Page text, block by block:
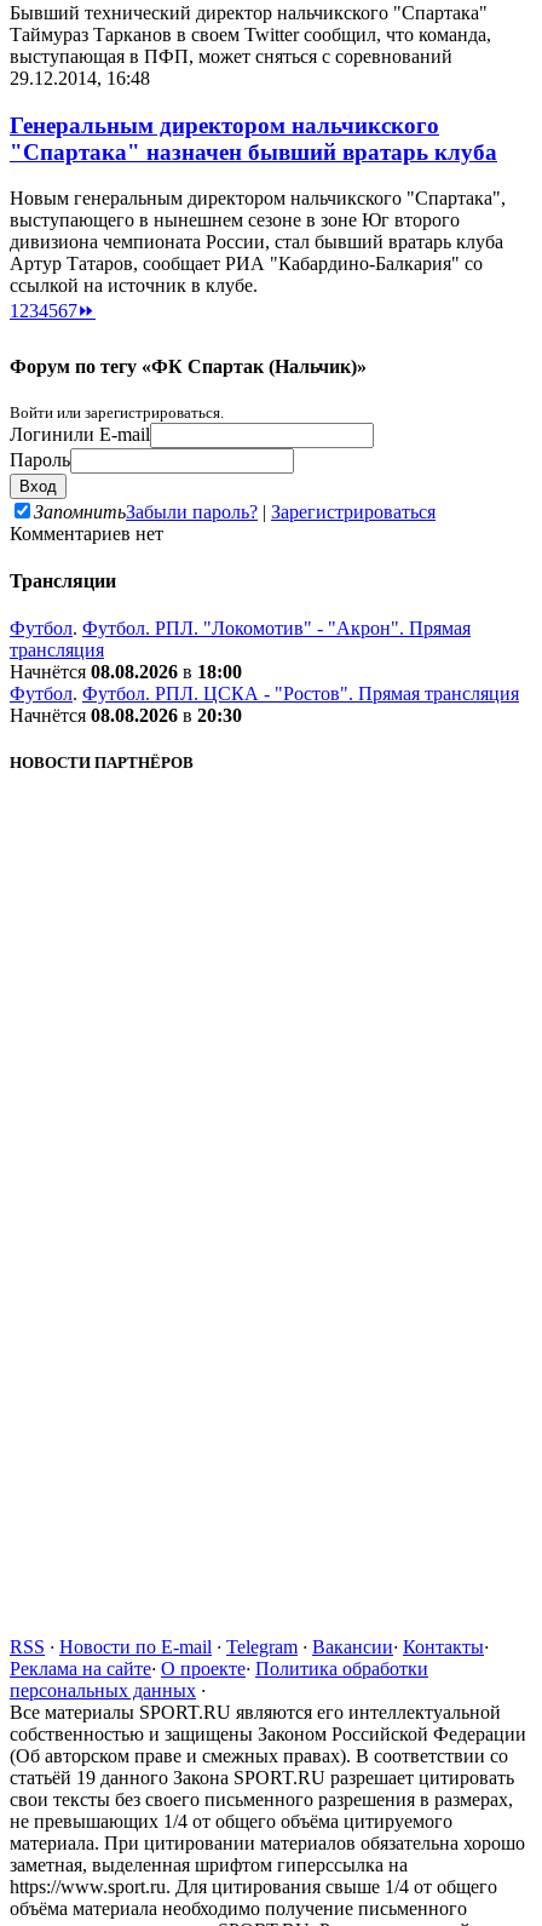
Бывший технический директор нальчикского "Спартака"
Таймураз Тарканов в своем Twitter сообщил, что команда,
выступающая в ПФП, может сняться с соревнований
29.12.2014, 16:48
Генеральным директором нальчикского
"Спартака" назначен бывший вратарь клуба
Новым генеральным директором нальчикского "Спартака",
выступающего в нынешнем сезоне в зоне Юг второго
дивизиона чемпионата России, стал бывший вратарь клуба
Артур Татаров, сообщает РИА "Кабардино-Балкария" со
ссылкой на источник в клубе.
1 234567⏩
Форум по тегу «ФК Спартак (Нальчик)»
Войти или зарегистрироваться.
Логинили E-mail
Пароль
ЗапомнитьЗабыли пароль? | Зарегистрироваться
Комментариев нет
Трансляции
Футбол. Футбол. РПЛ. "Локомотив" - "Акрон". Прямая
трансляция
Начнётся 08.08.2026 в 18:00
Футбол. Футбол. РПЛ. ЦСКА - "Ростов". Прямая трансляция
Начнётся 08.08.2026 в 20:30
НОВОСТИ ПАРТНЁРОВ
RSS · Новости по E-mail · Telegram · Вакансии· Контакты·
Реклама на сайте· О проекте· Политика обработки
персональных данных ·
Все материалы SPORT.RU являются его интеллектуальной
собственностью и защищены Законом Российской Федерации
(Об авторском праве и смежных правах). В соответствии со
статьёй 19 данного Закона SPORT.RU разрешает цитировать
свои тексты без своего письменного разрешения в размерах,
не превышающих 1/4 от общего объёма цитируемого
материала. При цитировании материалов обязательна хорошо
заметная, выделенная шрифтом гиперссылка на
https://www.sport.ru. Для цитирования свыше 1/4 от общего
объёма материала необходимо получение письменного